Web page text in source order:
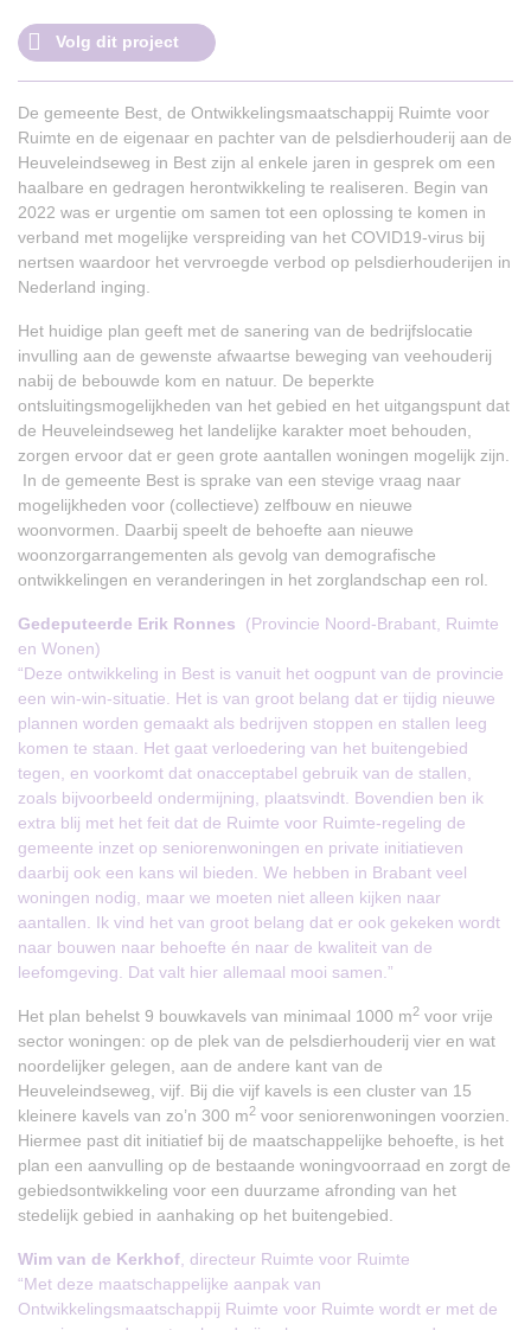
Volg dit project
De gemeente Best, de Ontwikkelingsmaatschappij Ruimte voor
Ruimte en de eigenaar en pachter van de pelsdierhouderij aan de
Heuveleindseweg in Best zijn al enkele jaren in gesprek om een
haalbare en gedragen herontwikkeling te realiseren. Begin van
2022 was er urgentie om samen tot een oplossing te komen in
verband met mogelijke verspreiding van het COVID19-virus bij
nertsen waardoor het vervroegde verbod op pelsdierhouderijen in
Nederland inging.
Het huidige plan geeft met de sanering van de bedrijfslocatie
invulling aan de gewenste afwaartse beweging van veehouderij
nabij de bebouwde kom en natuur. De beperkte
ontsluitingsmogelijkheden van het gebied en het uitgangspunt dat
de Heuveleindseweg het landelijke karakter moet behouden,
zorgen ervoor dat er geen grote aantallen woningen mogelijk zijn.
In de gemeente Best is sprake van een stevige vraag naar
mogelijkheden voor (collectieve) zelfbouw en nieuwe
woonvormen. Daarbij speelt de behoefte aan nieuwe
woonzorgarrangementen als gevolg van demografische
ontwikkelingen en veranderingen in het zorglandschap een rol.
Gedeputeerde Erik Ronnes
(Provincie Noord-Brabant, Ruimte
en Wonen)
“Deze ontwikkeling in Best is vanuit het oogpunt van de provincie
een win-win-situatie. Het is van groot belang dat er tijdig nieuwe
plannen worden gemaakt als bedrijven stoppen en stallen leeg
komen te staan. Het gaat verloedering van het buitengebied
tegen, en voorkomt dat onacceptabel gebruik van de stallen,
zoals bijvoorbeeld ondermijning, plaatsvindt. Bovendien ben ik
extra blij met het feit dat de Ruimte voor Ruimte-regeling de
gemeente inzet op seniorenwoningen en private initiatieven
daarbij ook een kans wil bieden. We hebben in Brabant veel
woningen nodig, maar we moeten niet alleen kijken naar
aantallen. Ik vind het van groot belang dat er ook gekeken wordt
naar bouwen naar behoefte én naar de kwaliteit van de
leefomgeving. Dat valt hier allemaal mooi samen.”
Het plan behelst 9 bouwkavels van minimaal 1000 m2 voor vrije
sector woningen: op de plek van de pelsdierhouderij vier en wat
noordelijker gelegen, aan de andere kant van de
Heuveleindseweg, vijf. Bij die vijf kavels is een cluster van 15
kleinere kavels van zo’n 300 m2 voor seniorenwoningen voorzien.
Hiermee past dit initiatief bij de maatschappelijke behoefte, is het
plan een aanvulling op de bestaande woningvoorraad en zorgt de
gebiedsontwikkeling voor een duurzame afronding van het
stedelijk gebied in aanhaking op het buitengebied.
Wim van de Kerkhof, directeur Ruimte voor Ruimte
“Met deze maatschappelijke aanpak van
Ontwikkelingsmaatschappij Ruimte voor Ruimte wordt er met de